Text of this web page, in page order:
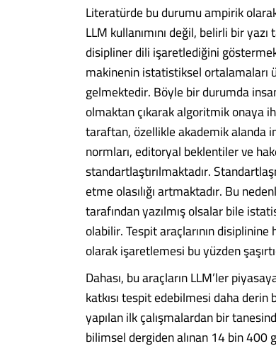
Literatürde bu durumu ampirik
LLM kullanımını değil, belirli bir
disipliner dili işaretlediğini
makinenin istatistiksel ortalamaları
gelmektedir. Böyle bir durumda
olmaktan çıkarak algoritmik onaya
taraftan, özellikle akademik alanda
normları, editoryal beklentiler ve
standartlaştırılmaktadır.
etme olasılığı artmaktadır. Bu
tarafından yazılmış olsalar bile
olabilir. Tespit araçlarının
olarak işaretlemesi bu yüzden
Dahası, bu araçların LLM’ler
katkısı tespit edebilmesi daha
yapılan ilk çalışmalardan bir
bilimsel dergiden alınan 14 bin 400